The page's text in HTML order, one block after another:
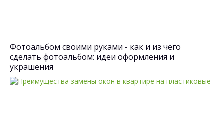
Фотоальбом своими руками - как и из чего
сделать фотоальбом: идеи оформления и
украшения